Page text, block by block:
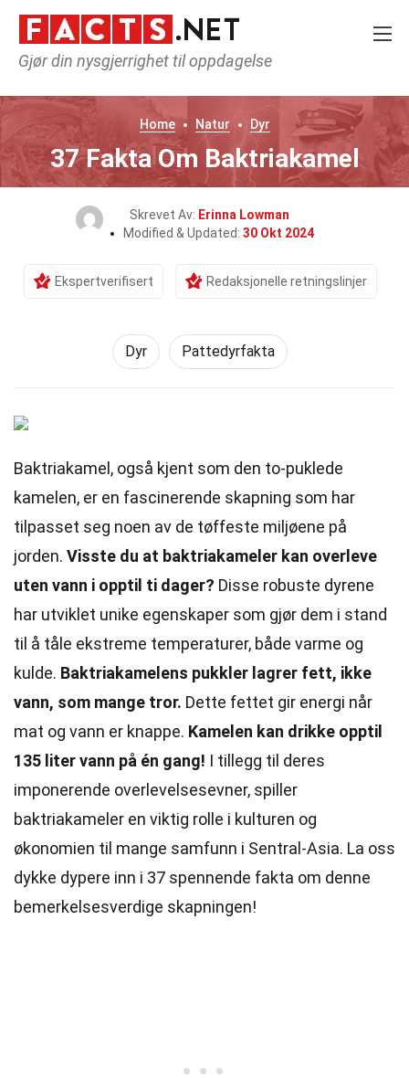
Gjør din nysgjerrighet til oppdagelse
Home Natur Dyr
37 Fakta Om Baktriakamel
Skrevet Av: Erinna Lowman
Modified & Updated: 30 Okt 2024
Ekspertverifisert Redaksjonelle retningslinjer
Dyr Pattedyrfakta
Baktriakamel, også kjent som den to-puklede
kamelen, er en fascinerende skapning som har
tilpasset seg noen av de tøffeste miljøene på
jorden. Visste du at baktriakameler kan overleve
uten vann i opptil ti dager? Disse robuste dyrene
har utviklet unike egenskaper som gjør dem i stand
til å tåle ekstreme temperaturer, både varme og
kulde. Baktriakamelens pukkler lagrer fett, ikke
vann, som mange tror. Dette fettet gir energi når
mat og vann er knappe. Kamelen kan drikke opptil
135 liter vann på én gang! I tillegg til deres
imponerende overlevelsesevner, spiller
baktriakameler en viktig rolle i kulturen og
økonomien til mange samfunn i Sentral-Asia. La oss
dykke dypere inn i 37 spennende fakta om denne
bemerkelsesverdige skapningen!